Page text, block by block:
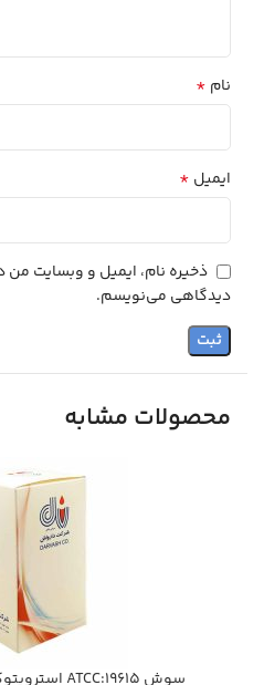
نام *
ایمیل *
ذخیره نام، ایمیل و وبسایت من
دیدگاهی می‌نویسم.
محصولات مشابه
سوش ATCC:19615 استروپتوكوك پاتوژن A دارواش